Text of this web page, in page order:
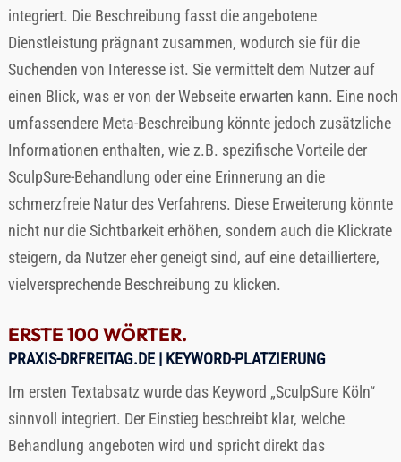
integriert. Die Beschreibung fasst die angebotene
Dienstleistung prägnant zusammen, wodurch sie für die
Suchenden von Interesse ist. Sie vermittelt dem Nutzer auf
einen Blick, was er von der Webseite erwarten kann. Eine noch
umfassendere Meta-Beschreibung könnte jedoch zusätzliche
Informationen enthalten, wie z.B. spezifische Vorteile der
SculpSure-Behandlung oder eine Erinnerung an die
schmerzfreie Natur des Verfahrens. Diese Erweiterung könnte
nicht nur die Sichtbarkeit erhöhen, sondern auch die Klickrate
steigern, da Nutzer eher geneigt sind, auf eine detailliertere,
vielversprechende Beschreibung zu klicken.
ERSTE 100 WÖRTER.
PRAXIS-DRFREITAG.DE| KEYWORD-PLATZIERUNG
Im ersten Textabsatz wurde das Keyword „SculpSure Köln“
sinnvoll integriert. Der Einstieg beschreibt klar, welche
Behandlung angeboten wird und spricht direkt das